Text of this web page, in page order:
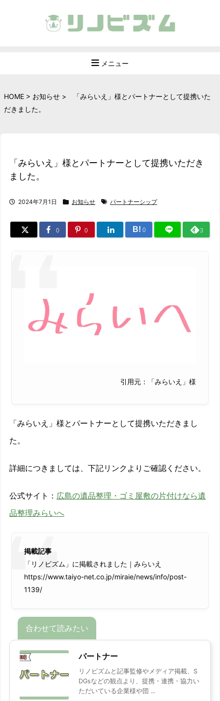
メニュー
HOME > お知らせ >
「みらいえ」様とパートナーとして提携いた
だきました。
「みらいえ」様とパートナーとして提携いただき
ました。
2024年7月1日 お知らせ パートナーシップ
0 0 B! 0 3
引用元：「みらいえ」様
「みらいえ」様とパートナーとして提携いただきまし
た。
詳細につきましては、下記リンクよりご確認ください。
公式サイト： 広島の遺品整理・ゴミ屋敷の片付けなら遺
品整理みらいへ
掲載記事
「リノビズム」に掲載されました｜みらいえ
https://www.taiyo-net.co.jp/miraie/news/info/post-
1139/
パートナー
リノビズムと記事監修やメディア掲載、S
DGsなどの観点より、提携・連携・協力い
ただいている企業様や団 ...